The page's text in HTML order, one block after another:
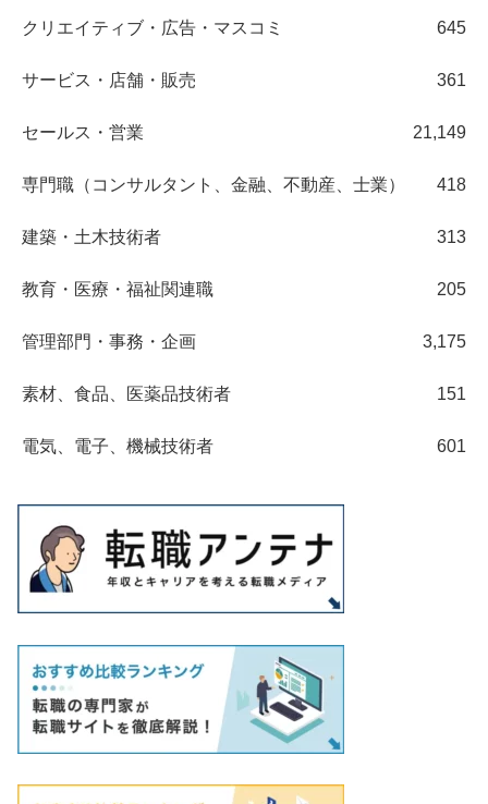
クリエイティブ・広告・マスコミ 645
サービス・店舗・販売 361
セールス・営業 21,149
専門職（コンサルタント、金融、不動産、士業） 418
建築・土木技術者 313
教育・医療・福祉関連職 205
管理部門・事務・企画 3,175
素材、食品、医薬品技術者 151
電気、電子、機械技術者 601